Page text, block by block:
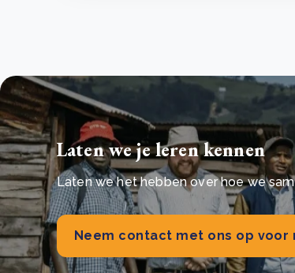
Laten we je leren kennen
Laten we het hebben over hoe we
Neem contact met ons op